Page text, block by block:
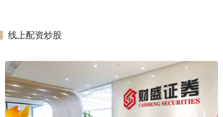
线上配资炒股